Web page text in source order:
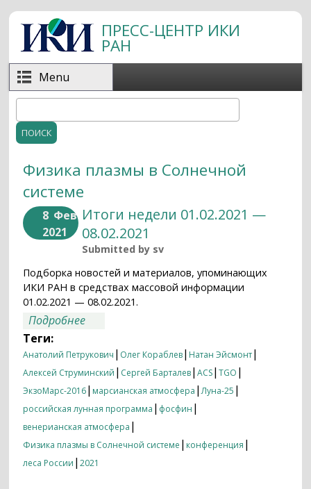
Перейти к основному содержанию
ПРЕСС-ЦЕНТР ИКИ
РАН
Menu
Форма поиска
Физика плазмы в Солнечной
системе
8 Фев
2021
Итоги недели 01.02.2021 —
08.02.2021
Submitted by sv
Подборка новостей и материалов, упоминающих
ИКИ РАН в средствах массовой информации
01.02.2021 — 08.02.2021.
Подробнее
Теги:
Анатолий Петрукович | Олег Кораблев| Натан Эйсмонт|
Алексей Струминский | Сергей Барталев|ACS|TGO |
ЭкзоМарс-2016| марсианская атмосфера |Луна-25 |
российская лунная программа | фосфин |
венерианская атмосфера |
Физика плазмы в Солнечной системе | конференция |
леса России |2021